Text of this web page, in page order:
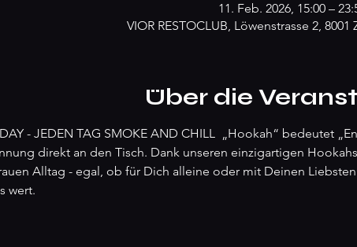
11. Feb. 2026, 15:00 –
VIOR RESTOCLUB, Löwenstrasse 2,
Über die
DAY - JEDEN TAG SMOKE AND CHILL  „Hookah“ bedeutet
direkt an den Tisch. Dank unseren einzigartigen
Alltag - egal, ob für Dich alleine oder mit Deinen
wert.